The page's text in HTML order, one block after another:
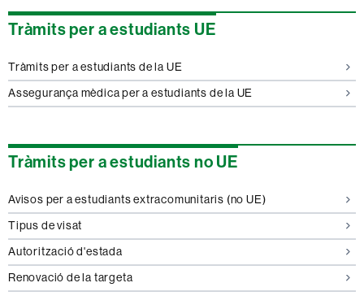
Tràmits per a estudiants UE
Tràmits per a estudiants de la UE
Assegurança mèdica per a estudiants de la UE
Tràmits per a estudiants no UE
Avisos per a estudiants extracomunitaris (no UE)
Tipus de visat
Autorització d'estada
Renovació de la targeta